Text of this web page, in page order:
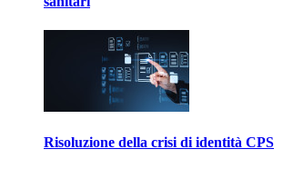
Risoluzione della crisi di identità CPS